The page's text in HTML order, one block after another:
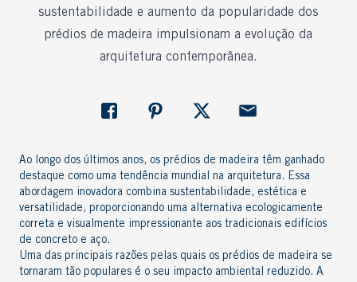
sustentabilidade e aumento da popularidade dos
prédios de madeira impulsionam a evolução da
arquitetura contemporânea.
Ao longo dos últimos anos, os prédios de madeira têm ganhado
destaque como uma tendência mundial na arquitetura. Essa
abordagem inovadora combina sustentabilidade, estética e
versatilidade, proporcionando uma alternativa ecologicamente
correta e visualmente impressionante aos tradicionais edifícios
de concreto e aço.
Uma das principais razões pelas quais os prédios de madeira se
tornaram tão populares é o seu impacto ambiental reduzido. A